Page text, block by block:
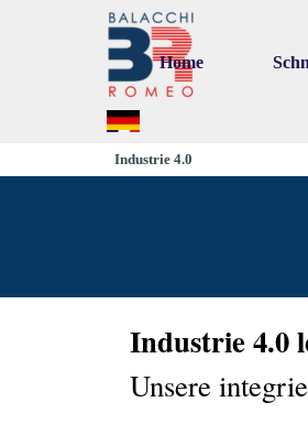
Home
Industrie 4.0
Industrie 4.0
Unsere